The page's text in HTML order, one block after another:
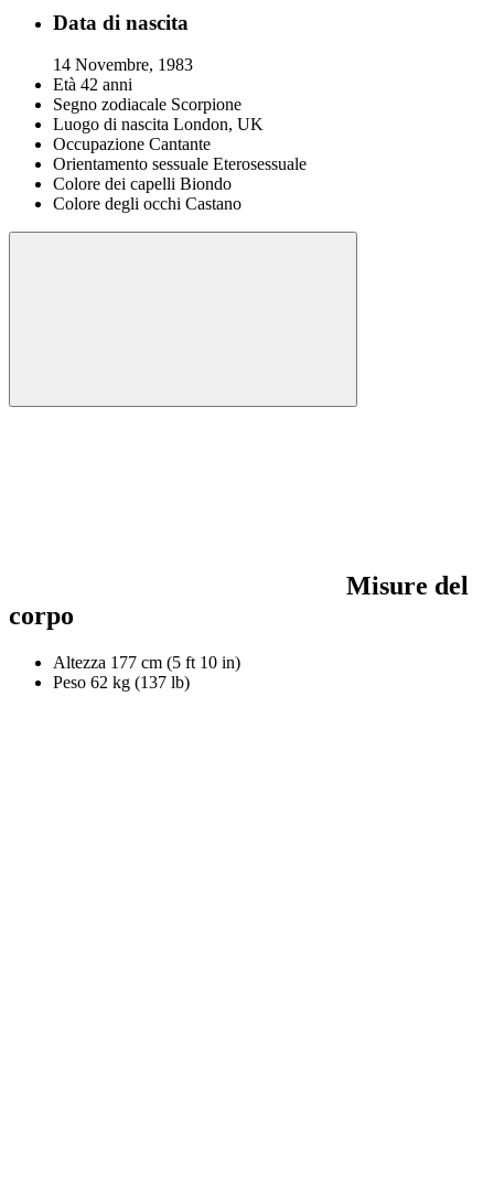
Data di nascita
14 Novembre, 1983
Età 42 anni
Segno zodiacale Scorpione
Luogo di nascita London, UK
Occupazione Cantante
Orientamento sessuale Eterosessuale
Colore dei capelli Biondo
Colore degli occhi Castano
Misure del
corpo
Altezza 177 cm (5 ft 10 in)
Peso 62 kg (137 lb)